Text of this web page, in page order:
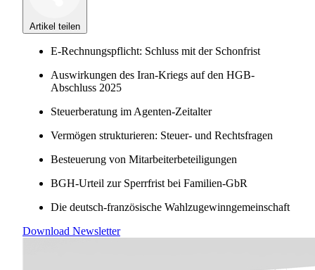
Artikel teilen
E-Rechnungspflicht: Schluss mit der Schonfrist
Auswirkungen des Iran-Kriegs auf den HGB-
Abschluss 2025
Steuerberatung im Agenten-Zeitalter
Vermögen strukturieren: Steuer- und Rechtsfragen
Besteuerung von Mitarbeiterbeteiligungen
BGH-Urteil zur Sperrfrist bei Familien-GbR
Die deutsch-französische Wahlzugewinngemeinschaft
Download Newsletter